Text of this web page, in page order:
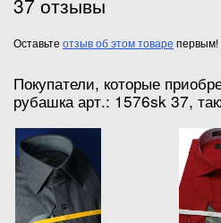
37 отзывы
Оставьте отзыв об этом товаре первым!
Покупатели, которые
рубашка арт.: 1576sk 37,